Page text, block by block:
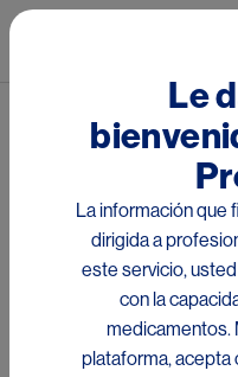
Tobradex®
El presente sitio está
habilitante dentro de la
Caribe, Perú, Ecuador y
del scan del código QR
proporcionado. Por favor
para su consulta:
Le
La información que
dirigida a
este servicio,
con la
medicamentos.
plataforma, acepta